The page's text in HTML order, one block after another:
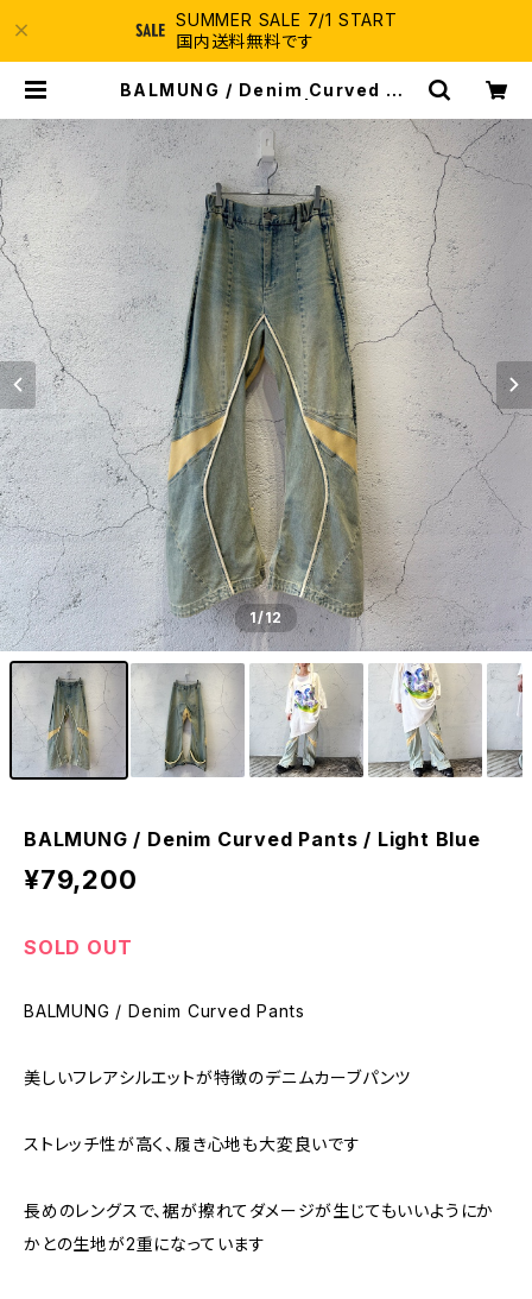
SUMMER SALE 7/1 START
国内送料無料です
BALMUNG / Denim Curved Pa
1/12
BALMUNG / Denim Curved Pants / Light Blue
¥79,200
SOLD OUT
BALMUNG / Denim Curved Pants
美しいフレアシルエットが特徴のデニムカーブパンツ
ストレッチ性が高く、履き心地も大変良いです
長めのレングスで、裾が擦れてダメージが生じてもいいようにか
かとの生地が2重になっています